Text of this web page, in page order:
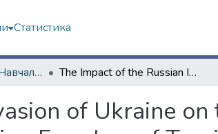
Статистика
Наукові видання. Навчально-науковий інститут "Каразінський інститут міжнародних відносин та туристичного бізнесу" The Impact of the Russian Invasion of Ukraine on the Transformation of the Liberal Discourse Regarding Freedom of Tourist Travel
of Ukraine